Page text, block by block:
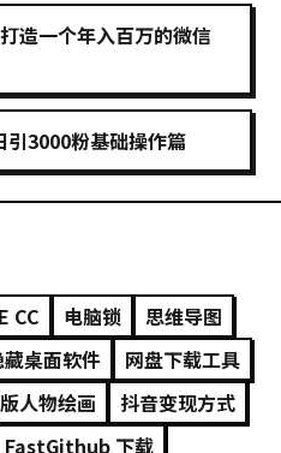
造一个年入百万的微信
3000粉基础操作篇
CC 电脑锁
思维导图
藏桌面软件
网盘下载工具
人物绘画
抖音变现方式
FastGithub 下载